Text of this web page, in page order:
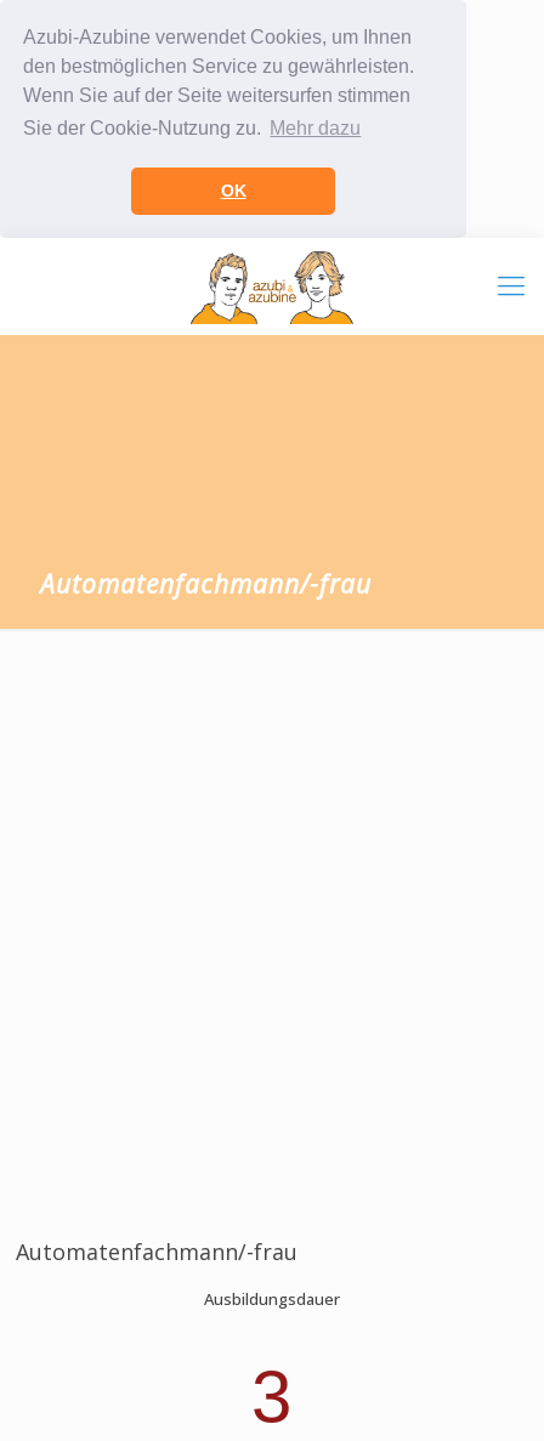
Azubi-Azubine verwendet Cookies, um Ihnen
den bestmöglichen Service zu gewährleisten.
Wenn Sie auf der Seite weitersurfen stimmen
Sie der Cookie-Nutzung zu. Mehr dazu
OK
Automatenfachmann/-frau
Automatenfachmann/-frau
Ausbildungsdauer
3